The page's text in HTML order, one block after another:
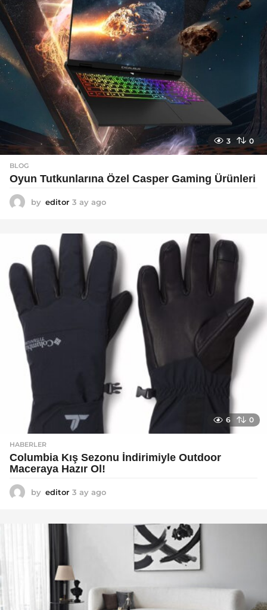
3 0
BLOG
Oyun Tutkunlarına Özel Casper Gaming Ürünleri
by editor 3 ay ago
g
6 0
HABERLER
Columbia Kış Sezonu İndirimiyle Outdoor
Maceraya Hazır Ol!
by editor 3 ay ago
a